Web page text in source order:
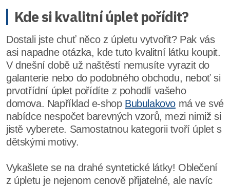
Kde si kvalitní úplet pořídit?
Dostali jste chuť něco z úpletu vytvořit? Pak vás
asi napadne otázka, kde tuto kvalitní látku koupit.
V dnešní době už naštěstí nemusíte vyrazit do
galanterie nebo do podobného obchodu, neboť si
prvotřídní úplet pořídíte z pohodlí vašeho
domova. Například e-shop Bubulakovo má ve své
nabídce nespočet barevných vzorů, mezi nimiž si
jistě vyberete. Samostatnou kategorii tvoří úplet s
dětskými motivy.
Vykašlete se na drahé syntetické látky! Oblečení
z úpletu je nejenom cenově přijatelné, ale navíc